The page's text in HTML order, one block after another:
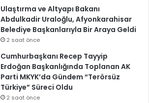
Ulaştırma ve Altyapı Bakanı
Abdulkadir Uraloğlu, Afyonkarahisar
Belediye Başkanlarıyla Bir Araya Geldi
2 saat önce
Cumhurbaşkanı Recep Tayyip
Erdoğan Başkanlığında Toplanan AK
Parti MKYK’da Gündem “Terörsüz
Türkiye” Süreci Oldu
2 saat önce